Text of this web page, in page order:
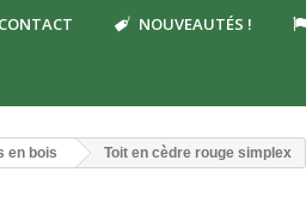
CONTACT NOUVEAUTÉS !
en bois Toit en cèdre rouge simplex